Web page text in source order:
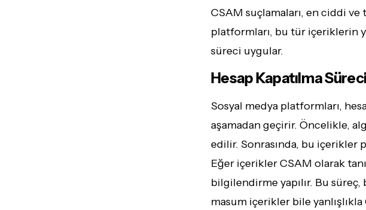
CSAM suçlamaları, en ciddi
platformları, bu tür içeriklerin
süreci uygular.
Hesap Kapatılma Süreci
Sosyal medya platformları,
aşamadan geçirir. Öncelikle,
edilir. Sonrasında, bu
Eğer içerikler CSAM olarak
bilgilendirme yapılır. Bu
masum içerikler bile